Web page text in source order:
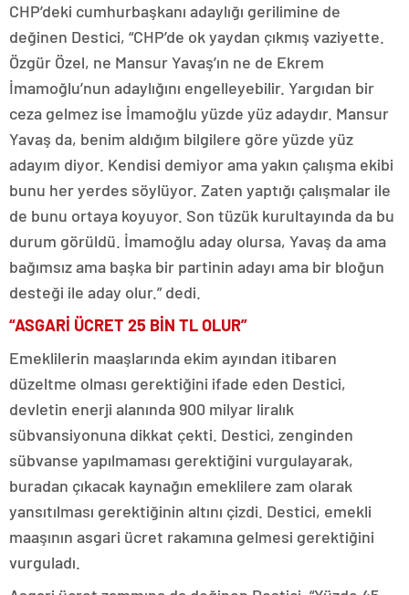
CHP’deki cumhurbaşkanı adaylığı gerilimine de
değinen Destici, “CHP’de ok yaydan çıkmış vaziyette.
Özgür Özel, ne Mansur Yavaş’ın ne de Ekrem
İmamoğlu’nun adaylığını engelleyebilir. Yargıdan bir
ceza gelmez ise İmamoğlu yüzde yüz adaydır. Mansur
Yavaş da, benim aldığım bilgilere göre yüzde yüz
adayım diyor. Kendisi demiyor ama yakın çalışma ekibi
bunu her yerdes söylüyor. Zaten yaptığı çalışmalar ile
de bunu ortaya koyuyor. Son tüzük kurultayında da bu
durum görüldü. İmamoğlu aday olursa, Yavaş da ama
bağımsız ama başka bir partinin adayı ama bir bloğun
desteği ile aday olur.” dedi.
“ASGARİ ÜCRET 25 BİN TL OLUR”
Emeklilerin maaşlarında ekim ayından itibaren
düzeltme olması gerektiğini ifade eden Destici,
devletin enerji alanında 900 milyar liralık
sübvansiyonuna dikkat çekti. Destici, zenginden
sübvanse yapılmaması gerektiğini vurgulayarak,
buradan çıkacak kaynağın emeklilere zam olarak
yansıtılması gerektiğinin altını çizdi. Destici, emekli
maaşının asgari ücret rakamına gelmesi gerektiğini
vurguladı.